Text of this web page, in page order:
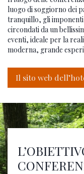
luogo di soggiorno dei
tranquillo, gli
circondati da un
eventi, ideale per la
moderna, grande
Il sito web